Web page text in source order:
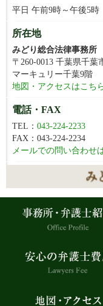
平日 午前9時～午後5時
所在地
みどり総合法律事務所
〒260-0013 千葉県千葉
マーキュリー千葉9階
地図・アクセスはこち
電話・FAX
TEL： 043-224-2233
FAX：043-224-2234
メールでの問い合わせ